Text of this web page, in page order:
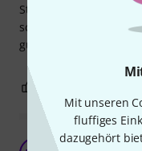
Mit unseren
fluffiges
dazugehört
Studiorecordings
schwarze,
gut. Würde ich wieder
Super Set